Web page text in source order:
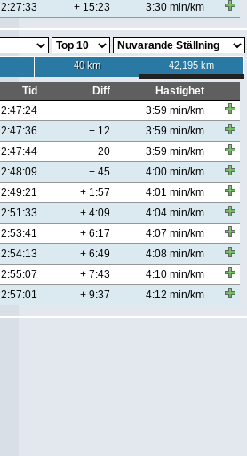
2:27:33 + 15:23 3:30 min/km
40 km 42,195 km
Tid Diff
Hastighet
2:47:24
3:59 min/km
2:47:36 + 12
3:59 min/km
2:47:44 + 20
3:59 min/km
2:48:09 + 45
4:00 min/km
2:49:21 + 1:57
4:01 min/km
2:51:33 + 4:09
4:04 min/km
2:53:41 + 6:17
4:07 min/km
2:54:13 + 6:49
4:08 min/km
2:55:07 + 7:43
4:10 min/km
2:57:01 + 9:37 4:12 min/km